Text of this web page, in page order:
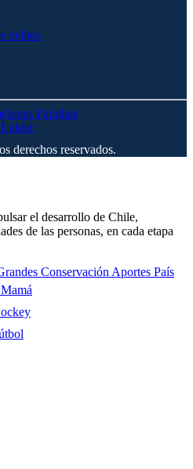
delitos
derechos reservados.
el desarrollo de Chile,
de las personas, en cada etapa
Conservación Aportes País